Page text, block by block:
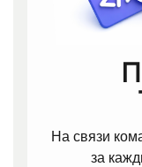
На связи
за